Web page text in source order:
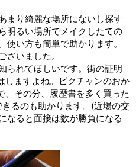
まり綺麗な場所にないし探す
明るい場所でメイクしたての
使い方も簡単で助かります。
ざいました。
られてほしいです。街の証明
しますよね。ピクチャンのおか
その分、履歴書を多く買った
るのも助かります。(近場の交
なると面接は数が勝負になる